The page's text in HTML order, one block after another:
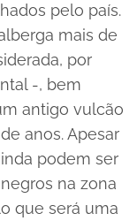
pelo país.
mais de
por
-, bem
antigo vulcão
anos. Apesar
podem ser
na zona
que será uma